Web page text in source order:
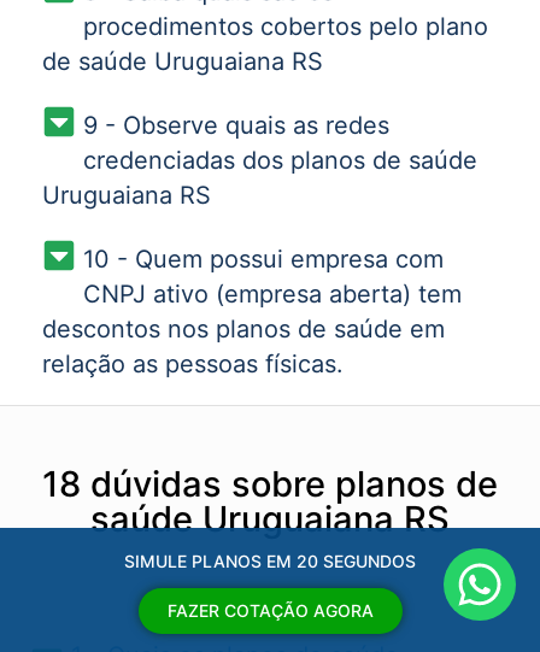
procedimentos cobertos pelo plano
de saúde Uruguaiana RS
9 - Observe quais as redes
credenciadas dos planos de saúde
Uruguaiana RS
10 - Quem possui empresa com
CNPJ ativo (empresa aberta) tem
descontos nos planos de saúde em
relação as pessoas físicas.
18 dúvidas sobre planos de
saúde Uruguaiana RS
SIMULE PLANOS EM 20 SEGUNDOS
FAZER COTAÇÃO AGORA